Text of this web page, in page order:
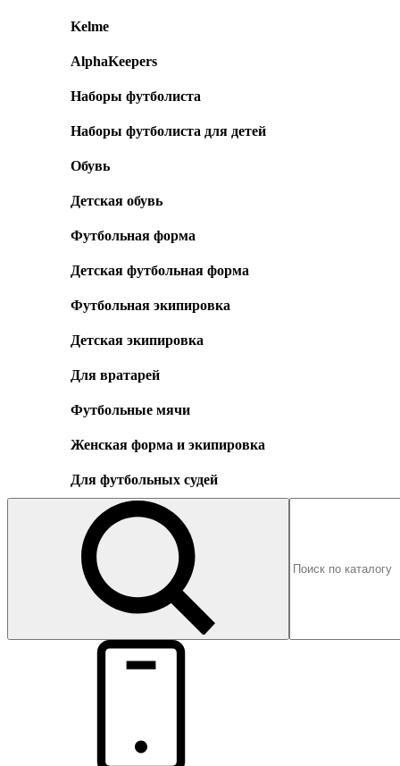
Kelme
AlphaKeepers
Наборы футболиста
Наборы футболиста для детей
Обувь
Детская обувь
Футбольная форма
Детская футбольная форма
Футбольная экипировка
Детская экипировка
Для вратарей
Футбольные мячи
Женская форма и экипировка
Для футбольных судей